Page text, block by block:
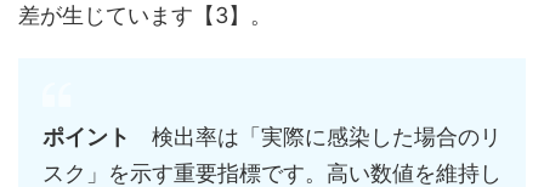
差が生じています【3】。
ポイント
検出率は「実際に感染した場合のリ
スク」を示す重要指標です。高い数値を維持し